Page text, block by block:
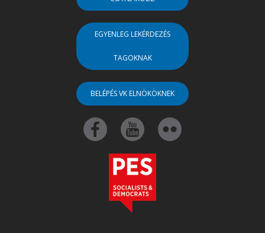
EGYENLEG LEKÉRDEZÉS
TAGOKNAK
BELÉPÉS VK ELNÖKÖKNEK